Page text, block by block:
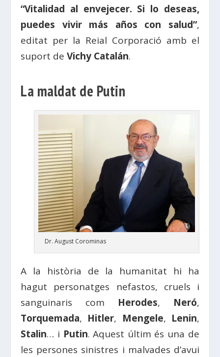
“Vitalidad al envejecer. Si lo deseas,
puedes vivir más años con salud”,
editat per la Reial Corporació amb el
suport deVichy Catalán.
La maldat de Putin
Dr. August Corominas
A la història de la humanitat hi ha
hagut personatges nefastos, cruels i
sanguinaris com Herodes, Neró,
Torquemada, Hitler, Mengele, Lenin,
Stalin… i Putin. Aquest últim és una de
les persones sinistres i malvades d’avui